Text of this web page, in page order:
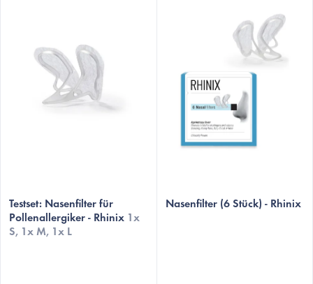
o
d
u
Testset: Nasenfilter für
Pollenallergiker - Rhinix 1x
S, 1x M, 1x L
Nasenfilter (6 Stück) - Rhinix